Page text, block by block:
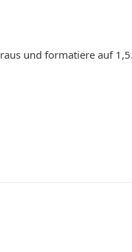
und formatiere auf